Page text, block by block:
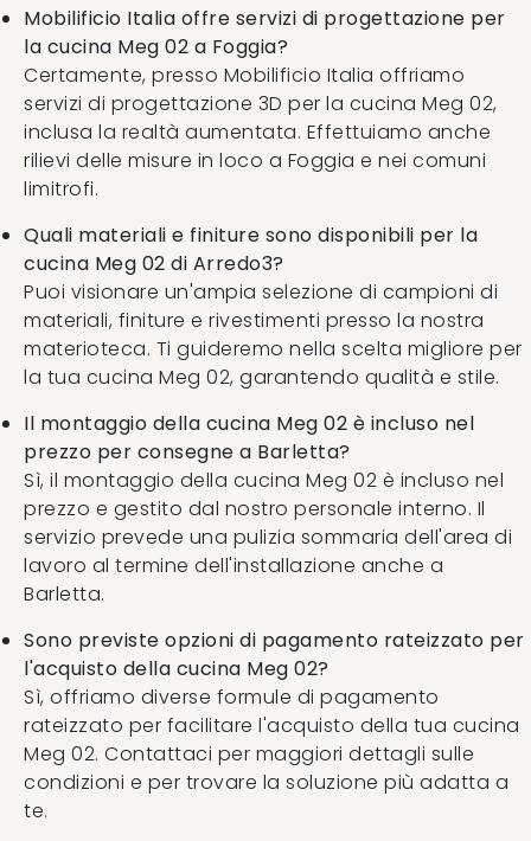
Mobilificio Italia offre servizi di progettazione per
la cucina Meg 02 a Foggia?
Certamente, presso Mobilificio Italia offriamo
servizi di progettazione 3D per la cucina Meg 02,
inclusa la realtà aumentata. Effettuiamo anche
rilievi delle misure in loco a Foggia e nei comuni
limitrofi.
Quali materiali e finiture sono disponibili per la
cucina Meg 02 di Arredo3?
Puoi visionare un'ampia selezione di campioni di
materiali, finiture e rivestimenti presso la nostra
materioteca. Ti guideremo nella scelta migliore per
la tua cucina Meg 02, garantendo qualità e stile.
Il montaggio della cucina Meg 02 è incluso nel
prezzo per consegne a Barletta?
Sì, il montaggio della cucina Meg 02 è incluso nel
prezzo e gestito dal nostro personale interno. Il
servizio prevede una pulizia sommaria dell'area di
lavoro al termine dell'installazione anche a
Barletta.
Sono previste opzioni di pagamento rateizzato per
l'acquisto della cucina Meg 02?
Sì, offriamo diverse formule di pagamento
rateizzato per facilitare l'acquisto della tua cucina
Meg 02. Contattaci per maggiori dettagli sulle
condizioni e per trovare la soluzione più adatta a
te.